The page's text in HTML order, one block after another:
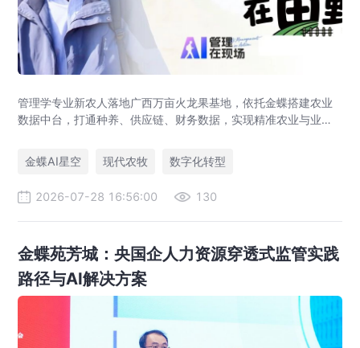
管理学专业新农人落地广西万亩火龙果基地，依托金蝶搭建农业
数据中台，打通种养、供应链、财务数据，实现精准农业与业财
金蝶AI星空
现代农牧 数字化转型
2026-07-28 16:56:00 130
金蝶苑芳城：央国企人力资源穿透式监管实践
路径与AI解决方案